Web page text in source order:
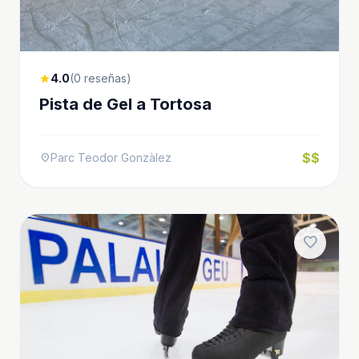
star4.0(0 reseñas)
Pista de Gel a Tortosa
location_onParc Teodor Gonzàlez $$
favorite